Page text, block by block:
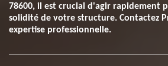
78600, il est crucial d'agir rapidement
solidité de votre structure. Contactez
expertise professionnelle.